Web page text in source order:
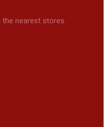
the nearest stores.